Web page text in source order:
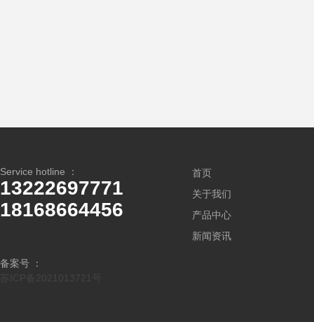
Service hotline ：
13222697771
18168664456
备案号 ：
首页
关于我们
产品中心
新闻资讯